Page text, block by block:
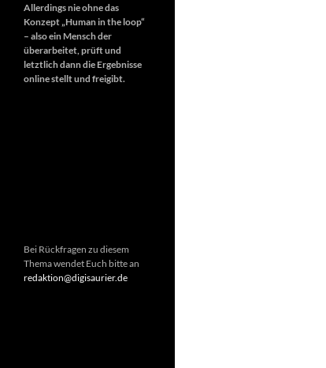
Allerdings nie ohne das
Konzept „Human in the loop“
– also ein Mensch der
überarbeitet, prüft und
letztlich dann die Ergebnisse
online stellt und freigibt.
Bei Rückfragen zu diesem
Thema wendet Euch bitte an
redaktion@digisaurier.de